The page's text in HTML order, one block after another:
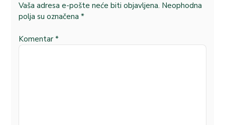
Vaša adresa e-pošte neće biti objavljena. Neophodna
polja su označena *
Komentar *